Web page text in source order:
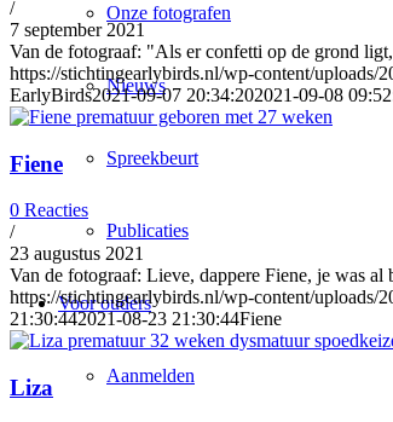
Onze fotografen
Nieuws
Spreekbeurt
Publicaties
Voor ouders
Aanmelden
/
7 september 2021
Van de fotograaf: "Als er confetti op de grond
https://stichtingearlybirds.nl/wp-content/
EarlyBirds2021-09-07 20:34:202021-09-08
Fiene
0 Reacties
/
23 augustus 2021
Van de fotograaf: Lieve, dappere Fiene, je was
https://stichtingearlybirds.nl/wp-content/uploads/
21:30:442021-08-23 21:30:44Fiene
Liza